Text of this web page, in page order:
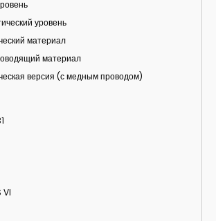
уровень
материал
материал
версия (с медным проводом)
VI